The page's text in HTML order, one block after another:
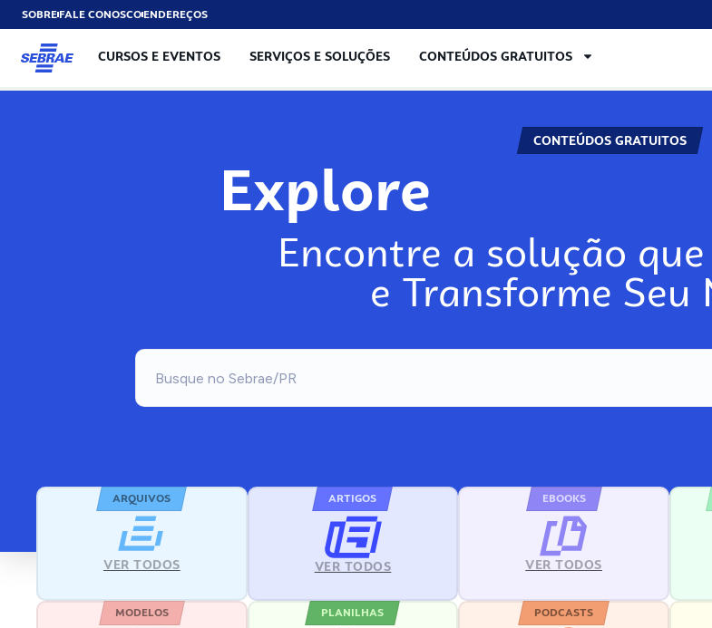
SOBREFALE CONOSCOENDEREÇOS
CURSOS E EVENTOS SERVIÇOS E SOLUÇÕES CONTEÚDOS GRATUITOS
CONTEÚDOS GRATUITOS
Explore
Encontre a solução
e Transforme Seu
ARQUIVOS
VER TODOS
ARTIGOS
VER TODOS
EBOOKS
VER TODOS
MODELOS PLANILHAS PODCASTS